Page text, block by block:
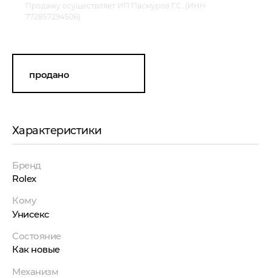
Продажу осуществляет ИП Пасмуров Г.С. (ИНН
772857294506)
продано
Характеристики
Бренд
Rolex
Кому
Унисекс
Состояние
Как новые
Механизм